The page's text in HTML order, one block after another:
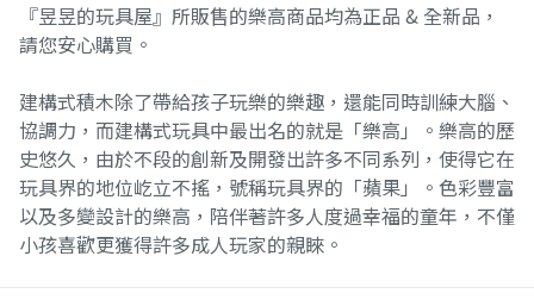
『昱昱的玩具屋』所販售的樂高商品均為正品 & 全新品，
請您安心購買。
建構式積木除了帶給孩子玩樂的樂趣，還能同時訓練大腦、
協調力，而建構式玩具中最出名的就是「樂高」。樂高的歷
史悠久，由於不段的創新及開發出許多不同系列，使得它在
玩具界的地位屹立不搖，號稱玩具界的「蘋果」。色彩豐富
以及多變設計的樂高，陪伴著許多人度過幸福的童年，不僅
小孩喜歡更獲得許多成人玩家的親睞。